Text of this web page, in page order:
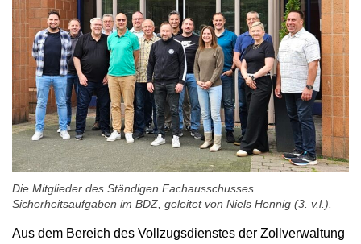
Die Mitglieder des Ständigen Fachausschusses
Sicherheitsaufgaben im BDZ, geleitet von Niels Hennig (3. v.l.).
Aus dem Bereich des Vollzugsdienstes der Zollverwaltung